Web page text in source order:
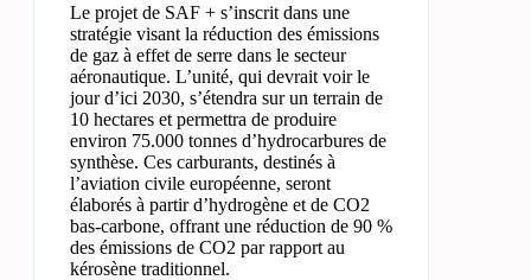
Le projet de SAF + s’inscrit dans une
stratégie visant la réduction des émissions
de gaz à effet de serre dans le secteur
aéronautique. L’unité, qui devrait voir le
jour d’ici 2030, s’étendra sur un terrain de
10 hectares et permettra de produire
environ 75.000 tonnes d’hydrocarbures de
synthèse. Ces carburants, destinés à
l’aviation civile européenne, seront
élaborés à partir d’hydrogène et de CO2
bas-carbone, offrant une réduction de 90 %
des émissions de CO2 par rapport au
kérosène traditionnel.